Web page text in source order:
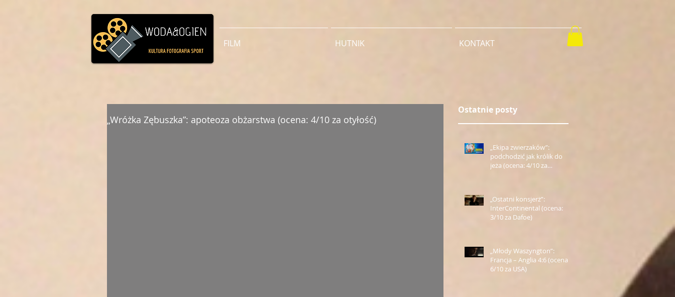
FILM HUTNIK KONTAKT
„Wróżka Zębuszka”: apoteoza obżarstwa (ocena: 4/10 za otyłość)
Ostatnie posty
„Ekipa zwierzaków”:
podchodzić jak królik do
jeża (ocena: 4/10 za
„Ostatni konsjerż”:
InterContinental (ocena:
3/10 za Dafoe)
„Młody Waszyngton”:
Francja – Anglia 4:6 (ocena:
6/10 za USA)